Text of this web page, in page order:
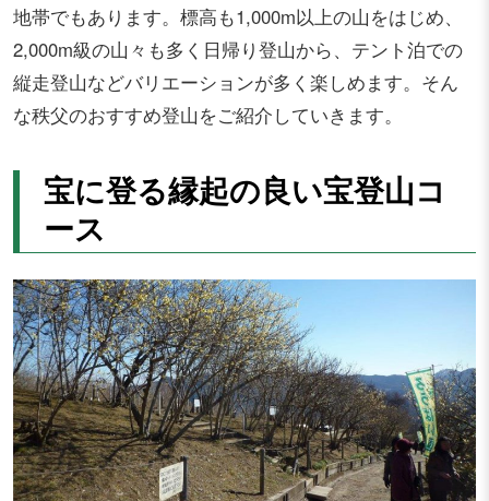
地帯でもあります。標高も1,000m以上の山をはじめ、
2,000m級の山々も多く日帰り登山から、テント泊での
縦走登山などバリエーションが多く楽しめます。そん
な秩父のおすすめ登山をご紹介していきます。
宝に登る縁起の良い宝登山コ
ース